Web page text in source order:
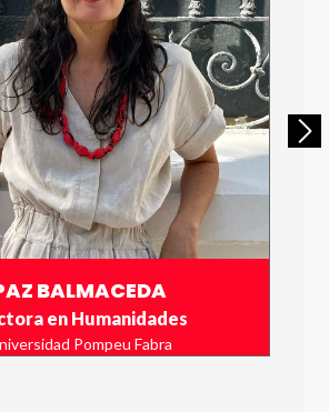
BALMACEDA
en Humanidades
Pompeu Fabra